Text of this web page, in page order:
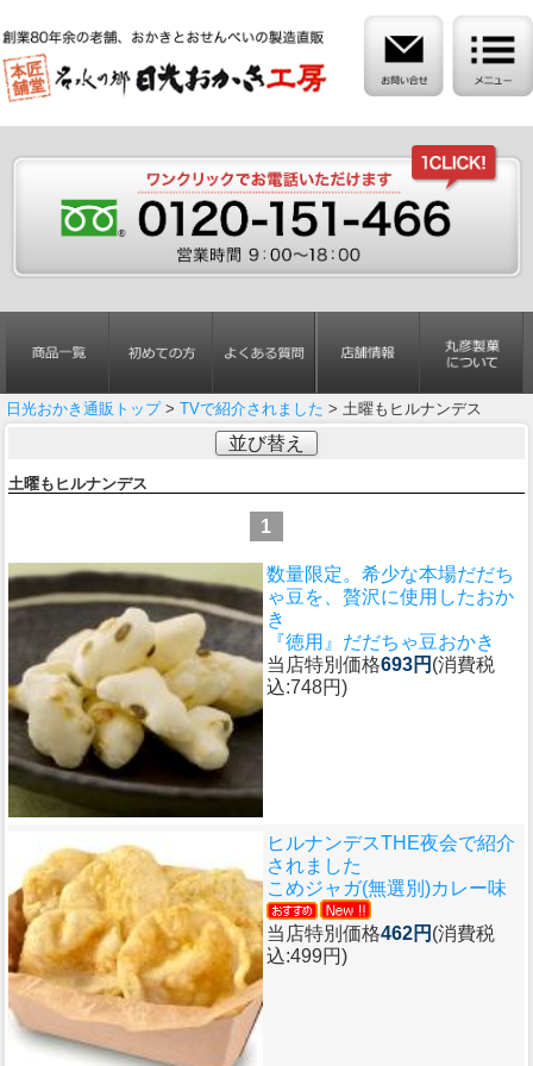
日光おかき通販トップ> TVで紹介されました > 土曜もヒルナンデス
並び替え
土曜もヒルナンデス
1
数量限定。希少な本場だだち
ゃ豆を、贅沢に使用したおか
き
『徳用』だだちゃ豆おかき
当店特別価格693円 (消費税
込:748円)
ヒルナンデスTHE夜会で紹介
されました
こめジャガ(無選別)カレー味
当店特別価格462円 (消費税
込:499円)